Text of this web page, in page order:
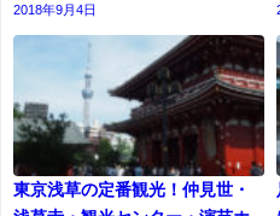
2018年9月4日
東京浅草の定番観光！仲見世・